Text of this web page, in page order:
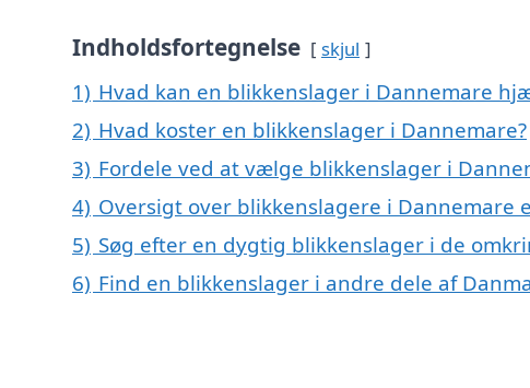
Indholdsfortegnelse skjul
1) Hvad kan en blikkenslager i Dannemare
2) Hvad koster en blikkenslager i Dannemare?
3) Fordele ved at vælge blikkenslager i
4) Oversigt over blikkenslagere i Dannemare
5) Søg efter en dygtig blikkenslager i de
6) Find en blikkenslager i andre dele af